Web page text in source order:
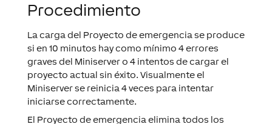
Procedimiento
La carga del Proyecto de emergencia se produce
si en 10 minutos hay como mínimo 4 errores
graves del Miniservero 4 intentos de cargar el
proyecto actual sin éxito. Visualmente el
Miniserverse reinicia 4 veces para intentar
iniciarse correctamente.
El Proyecto de emergencia elimina todos los